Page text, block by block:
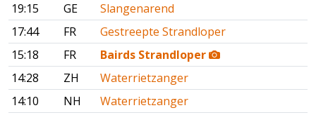
19:15
GE
Slangenarend
17:44
FR
Gestreepte Strandloper
15:18
FR
Bairds Strandloper
14:28
ZH
Waterrietzanger
14:10
NH
Waterrietzanger